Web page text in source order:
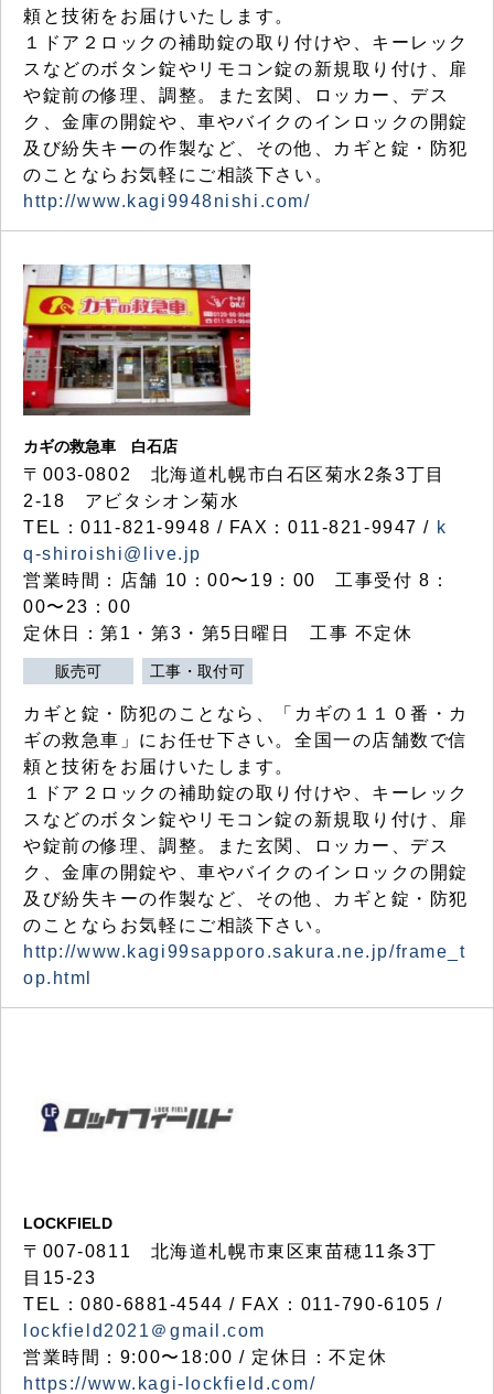
頼と技術をお届けいたします。
１ドア２ロックの補助錠の取り付けや、キーレック
スなどのボタン錠やリモコン錠の新規取り付け、扉
や錠前の修理、調整。また玄関、ロッカー、デス
ク、金庫の開錠や、車やバイクのインロックの開錠
及び紛失キーの作製など、その他、カギと錠・防犯
のことならお気軽にご相談下さい。
http://www.kagi9948nishi.com/
カギの救急車 白石店
〒003-0802 北海道札幌市白石区菊水2条3丁目
2-18 アビタシオン菊水
TEL：011-821-9948 / FAX：011-821-9947 / k
q-shiroishi@live.jp
営業時間：店舗 10：00〜19：00 工事受付 8：
00〜23：00
定休日：第1・第3・第5日曜日 工事 不定休
販売可 工事・取付可
カギと錠・防犯のことなら、「カギの１１０番・カ
ギの救急車」にお任せ下さい。全国一の店舗数で信
頼と技術をお届けいたします。
１ドア２ロックの補助錠の取り付けや、キーレック
スなどのボタン錠やリモコン錠の新規取り付け、扉
や錠前の修理、調整。また玄関、ロッカー、デス
ク、金庫の開錠や、車やバイクのインロックの開錠
及び紛失キーの作製など、その他、カギと錠・防犯
のことならお気軽にご相談下さい。
http://www.kagi99sapporo.sakura.ne.jp/frame_t
op.html
LOCKFIELD
〒007-0811 北海道札幌市東区東苗穂11条3丁
目15-23
TEL：080-6881-4544 / FAX：011-790-6105 /
lockfield2021＠gmail.com
営業時間：9:00〜18:00 / 定休日：不定休
https://www.kagi-lockfield.com/